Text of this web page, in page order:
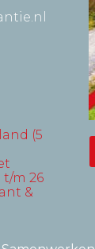
(5
m 26
&